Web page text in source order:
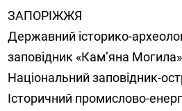
ЗАПОРІЖЖЯ
Державний історико-
заповідник «Кам’яна Могила»
Національний заповідник-
Історичний промислово-